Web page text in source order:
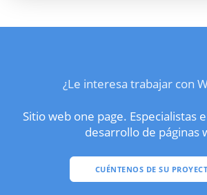
¿Le interesa trabajar con
Sitio web one page. Especialistas
desarrollo de páginas
CUÉNTENOS DE SU